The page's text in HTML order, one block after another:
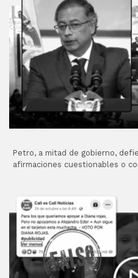
Petro, a mitad de gobierno,
afirmaciones cuestionables o